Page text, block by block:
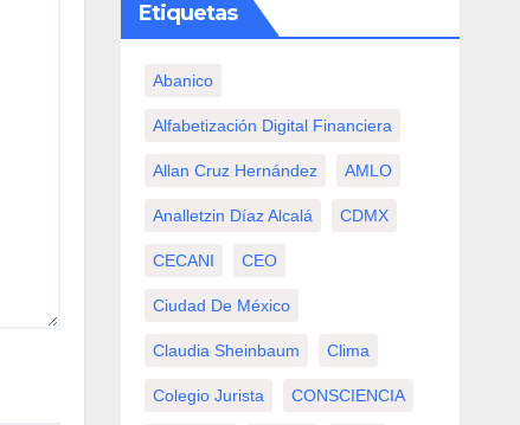
Etiquetas
Abanico
Alfabetización Digital Financiera
Allan Cruz Hernández AMLO
Analletzin Díaz Alcalá CDMX
CECANI CEO
Ciudad De México
Claudia Sheinbaum Clima
Colegio Jurista CONSCIENCIA